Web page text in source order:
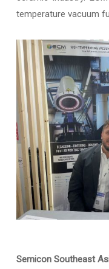
temperature vacuum
Semicon Southeast